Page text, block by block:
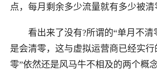
点，每月剩余多少流量就有多少被清
看出来了没有?所谓的“单月不清
是会清零，这与虚拟运营商已经实行
零”依然还是风马牛不相及的两个概